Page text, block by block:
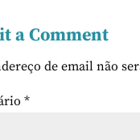
a Comment
de email não
*